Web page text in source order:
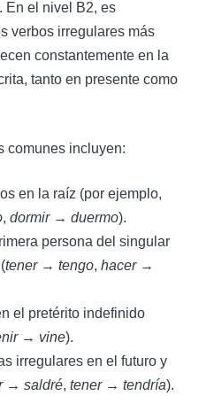
En el nivel B2, es
verbos irregulares más
constantemente en la
tanto en presente como
comunes incluyen:
en la raíz (por ejemplo,
, dormir→ duermo).
persona del singular
tener→ tengo, hacer→
el pretérito indefinido
→ vine).
irregulares en el futuro y
→ saldré, tener→ tendría).